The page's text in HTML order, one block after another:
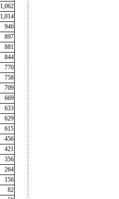
1,062
1,014
946
897
881
844
770
758
709
669
633
629
615
456
421
356
264
156
82